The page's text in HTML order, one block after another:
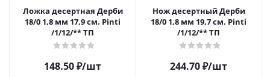
Ложка десертная Дерби
18/0 1,8 мм 17,9 см. Pinti
/1/12/** ТП
148.50₽/шт
Нож десертный Дерби
18/0 1,8 мм 19,7 см. Pinti
/1/12/** ТП
244.70₽/шт